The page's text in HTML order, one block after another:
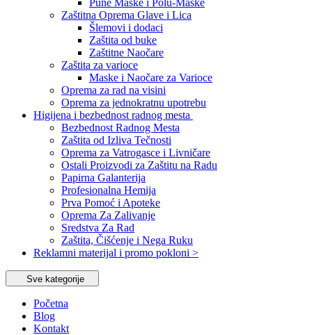
Pune Maske i Polu-Maske
Zaštitna Oprema Glave i Lica
Šlemovi i dodaci
Zaštita od buke
Zaštitne Naočare
Zaštita za varioce
Maske i Naočare za Varioce
Oprema za rad na visini
Oprema za jednokratnu upotrebu
Higijena i bezbednost radnog mesta
Bezbednost Radnog Mesta
Zaštita od Izliva Tečnosti
Oprema za Vatrogasce i Livničare
Ostali Proizvodi za Zaštitu na Radu
Papirna Galanterija
Profesionalna Hemija
Prva Pomoć i Apoteke
Oprema Za Zalivanje
Sredstva Za Rad
Zaštita, Čišćenje i Nega Ruku
Reklamni materijal i promo pokloni >
Sve kategorije
Početna
Blog
Kontakt